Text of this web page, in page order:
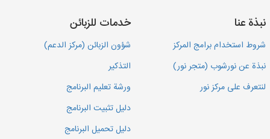
نبذة عنا
شروط استخدام برامج المركز
نبذة عن نورشوب (متجر نور)
لنتعرف على مركز نور
خدمات للزبائن
شؤون الزبائن (مركز الدعم)
التذكير
ورشة تعليم البرنامج
دليل تثبيت البرنامج
دليل تحميل البرنامج